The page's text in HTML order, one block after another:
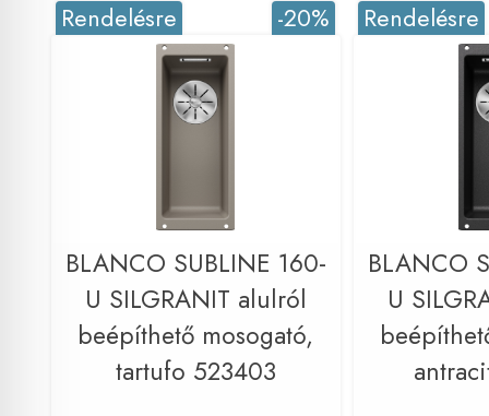
-20%
Rendelésre
BLANCO SUBLINE 160-
U SILGRANIT alulról
beépíthető mosogató,
tartufo 523403
Rendelésre
BLANCO
U